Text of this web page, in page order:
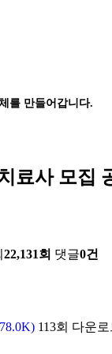
를 만들어갑니다.
료사 모집
22,131회 댓글0건
113회 다운